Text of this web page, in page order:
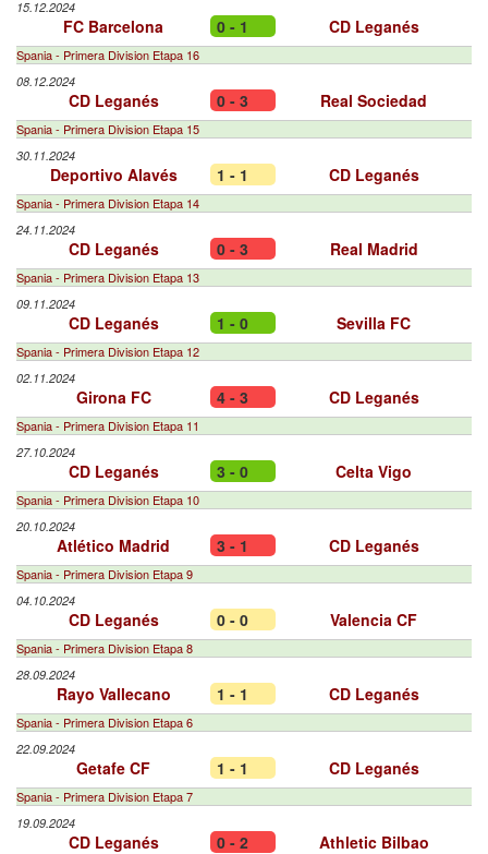
15.12.2024
FC Barcelona 0 - 1 CD Leganés
Spania - Primera Division Etapa 16
08.12.2024
CD Leganés 0 - 3 Real Sociedad
Spania - Primera Division Etapa 15
30.11.2024
Deportivo Alavés 1 - 1 CD Leganés
Spania - Primera Division Etapa 14
24.11.2024
CD Leganés 0 - 3 Real Madrid
Spania - Primera Division Etapa 13
09.11.2024
CD Leganés 1 - 0 Sevilla FC
Spania - Primera Division Etapa 12
02.11.2024
Girona FC 4 - 3 CD Leganés
Spania - Primera Division Etapa 11
27.10.2024
CD Leganés 3 - 0 Celta Vigo
Spania - Primera Division Etapa 10
20.10.2024
Atlético Madrid 3 - 1 CD Leganés
Spania - Primera Division Etapa 9
04.10.2024
CD Leganés 0 - 0 Valencia CF
Spania - Primera Division Etapa 8
28.09.2024
Rayo Vallecano 1 - 1 CD Leganés
Spania - Primera Division Etapa 6
22.09.2024
Getafe CF 1 - 1 CD Leganés
Spania - Primera Division Etapa 7
19.09.2024
CD Leganés 0 - 2 Athletic Bilbao